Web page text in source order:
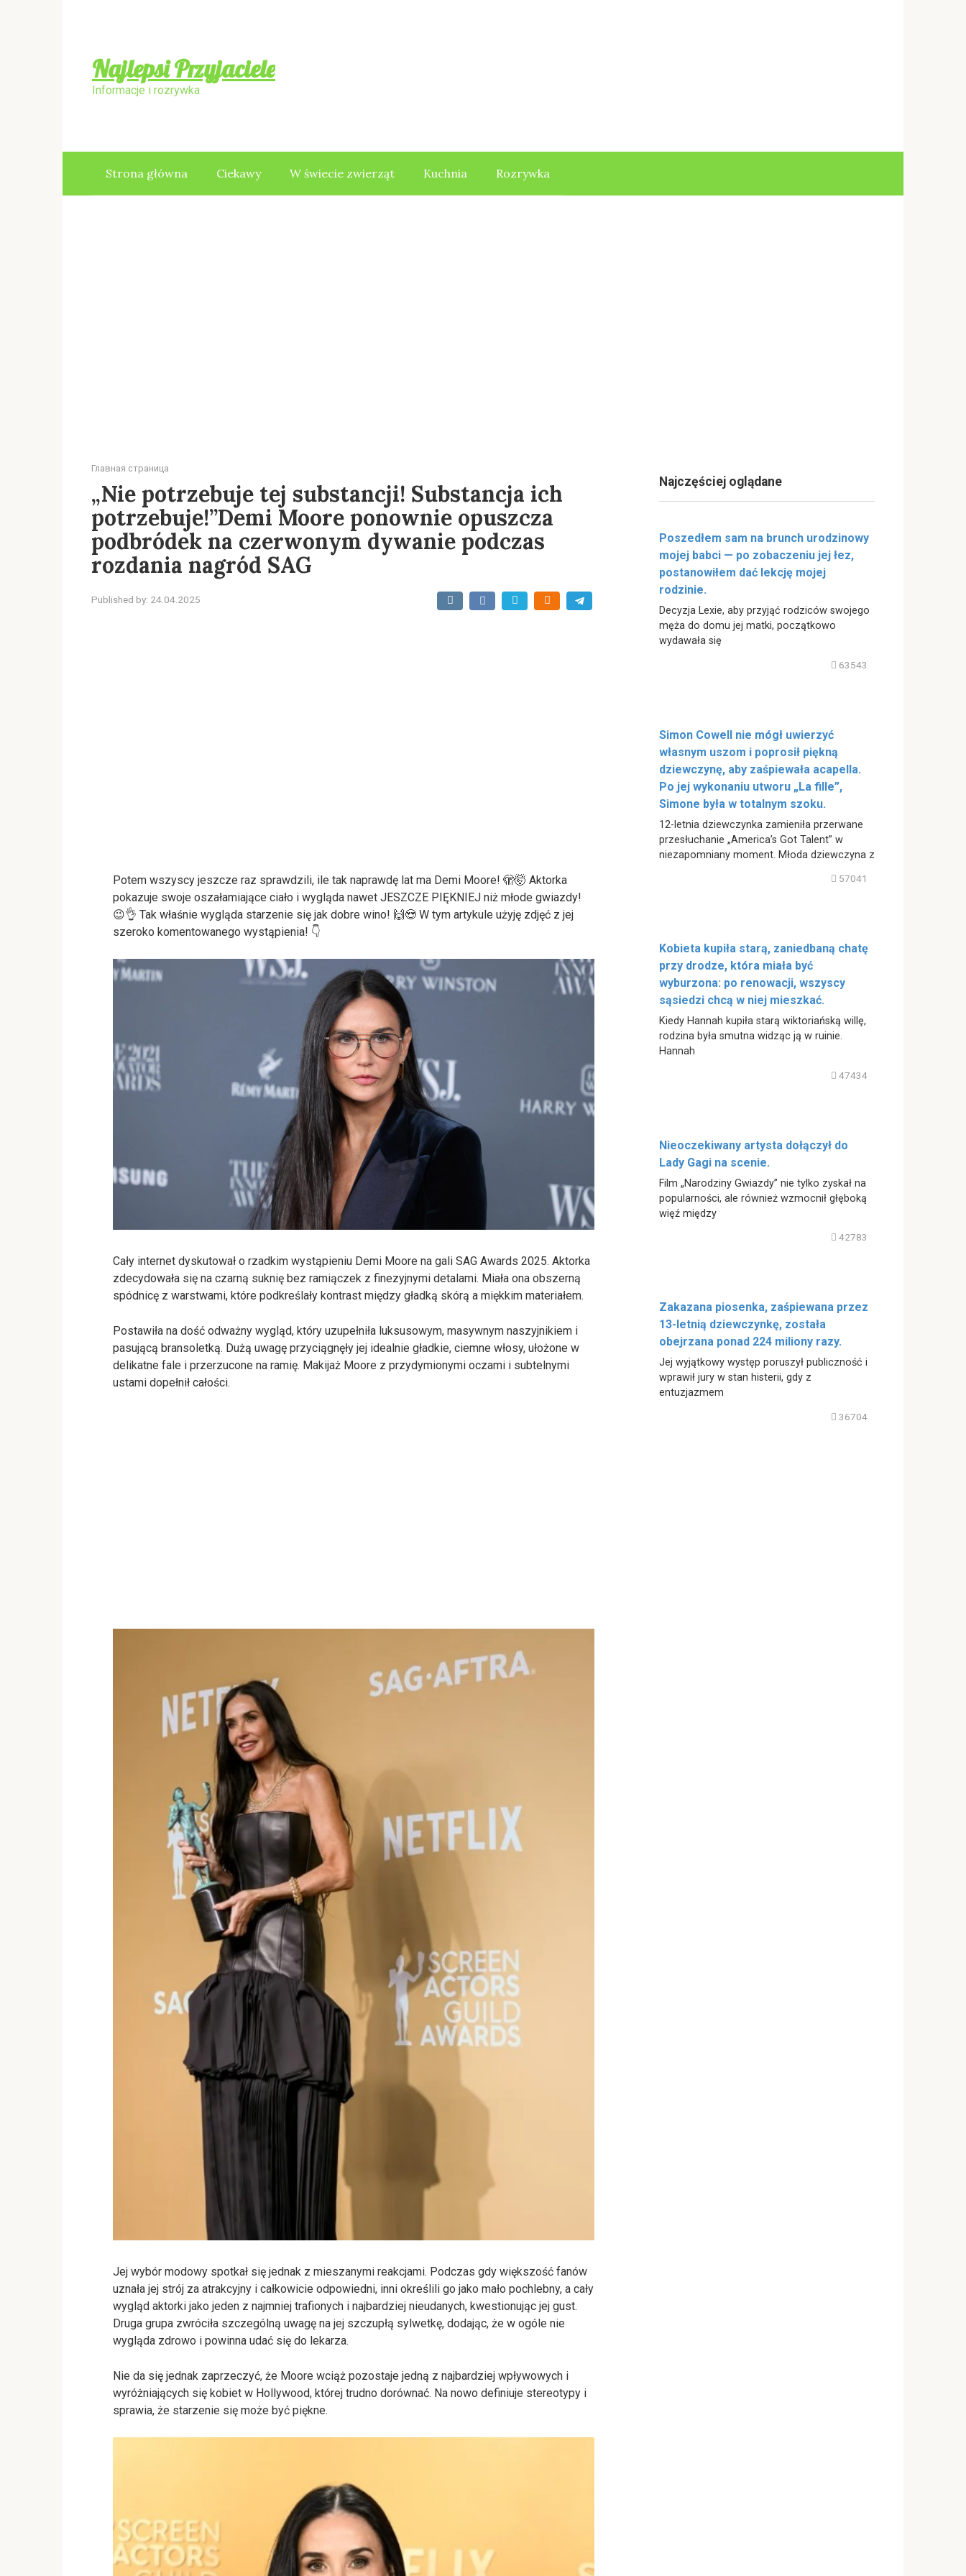
Najlepsi Przyjaciele
Informacje i rozrywka
Strona główna Ciekawy W świecie zwierząt Kuchnia Rozrywka
Главная страница
„Nie potrzebuje tej substancji! Substancja ich
potrzebuje!”Demi Moore ponownie opuszcza
podbródek na czerwonym dywanie podczas
rozdania nagród SAG
Published by: 24.04.2025
Potem wszyscy jeszcze raz sprawdzili, ile tak naprawdę lat ma Demi Moore! 🫣🤯 Aktorka
pokazuje swoje oszałamiające ciało i wygląda nawet JESZCZE PIĘKNIEJ niż młode gwiazdy!
😉👌 Tak właśnie wygląda starzenie się jak dobre wino! 🙌😍 W tym artykule użyję zdjęć z jej
szeroko komentowanego wystąpienia! 👇
Cały internet dyskutował o rzadkim wystąpieniu Demi Moore na gali SAG Awards 2025. Aktorka
zdecydowała się na czarną suknię bez ramiączek z finezyjnymi detalami. Miała ona obszerną
spódnicę z warstwami, które podkreślały kontrast między gładką skórą a miękkim materiałem.
Postawiła na dość odważny wygląd, który uzupełniła luksusowym, masywnym naszyjnikiem i
pasującą bransoletką. Dużą uwagę przyciągnęły jej idealnie gładkie, ciemne włosy, ułożone w
delikatne fale i przerzucone na ramię. Makijaż Moore z przydymionymi oczami i subtelnymi
ustami dopełnił całości.
Jej wybór modowy spotkał się jednak z mieszanymi reakcjami. Podczas gdy większość fanów
uznała jej strój za atrakcyjny i całkowicie odpowiedni, inni określili go jako mało pochlebny, a cały
wygląd aktorki jako jeden z najmniej trafionych i najbardziej nieudanych, kwestionując jej gust.
Druga grupa zwróciła szczególną uwagę na jej szczupłą sylwetkę, dodając, że w ogóle nie
wygląda zdrowo i powinna udać się do lekarza.
Nie da się jednak zaprzeczyć, że Moore wciąż pozostaje jedną z najbardziej wpływowych i
wyróżniających się kobiet w Hollywood, której trudno dorównać. Na nowo definiuje stereotypy i
sprawia, że starzenie się może być piękne.
Najczęściej oglądane
Poszedłem sam na brunch urodzinowy
mojej babci — po zobaczeniu jej łez,
postanowiłem dać lekcję mojej
rodzinie.
Decyzja Lexie, aby przyjąć rodziców swojego
męża do domu jej matki, początkowo
wydawała się
63543
Simon Cowell nie mógł uwierzyć
własnym uszom i poprosił piękną
dziewczynę, aby zaśpiewała acapella.
Po jej wykonaniu utworu „La fille”,
Simone była w totalnym szoku.
12-letnia dziewczynka zamieniła przerwane
przesłuchanie „America’s Got Talent” w
niezapomniany moment. Młoda dziewczyna z
57041
Kobieta kupiła starą, zaniedbaną chatę
przy drodze, która miała być
wyburzona: po renowacji, wszyscy
sąsiedzi chcą w niej mieszkać.
Kiedy Hannah kupiła starą wiktoriańską willę,
rodzina była smutna widząc ją w ruinie.
Hannah
47434
Nieoczekiwany artysta dołączył do
Lady Gagi na scenie.
Film „Narodziny Gwiazdy” nie tylko zyskał na
popularności, ale również wzmocnił głęboką
więź między
42783
Zakazana piosenka, zaśpiewana przez
13-letnią dziewczynkę, została
obejrzana ponad 224 miliony razy.
Jej wyjątkowy występ poruszył publiczność i
wprawił jury w stan histerii, gdy z
entuzjazmem
36704